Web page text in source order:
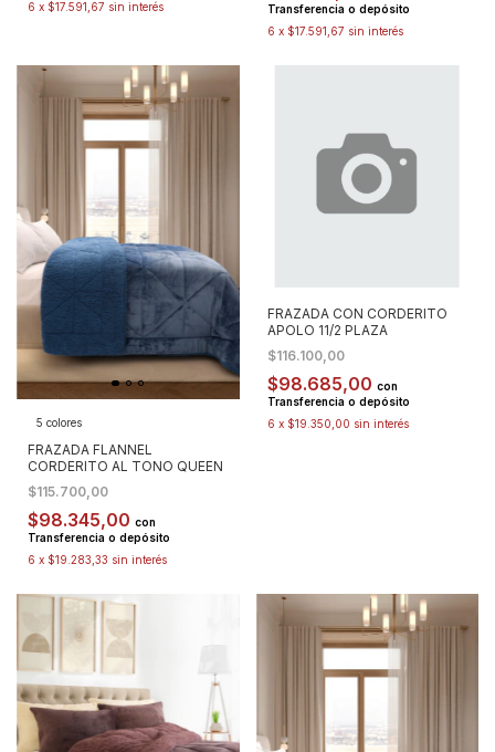
6 x $17.591,67 sin interés
Transferencia o depósito
6 x $17.591,67 sin interés
5 colores
FRAZADA FLANNEL
CORDERITO AL TONO QUEEN
$115.700,00
$98.345,00 con
Transferencia o depósito
6 x $19.283,33 sin interés
FRAZADA CON CORDERITO
APOLO 11/2 PLAZA
$116.100,00
$98.685,00 con
Transferencia o depósito
6 x $19.350,00 sin interés